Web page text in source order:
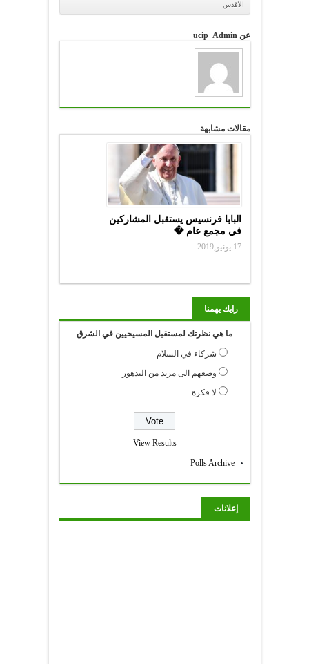
الأقدس
عن ucip_Admin
مقالات مشابهة
البابا فرنسيس يستقبل المشاركين
في مجمع عام �
17 يونيو,2019
رايك يهمنا
ما هي نظرتك لمستقبل المسيحيين في الشرق
شركاء في السلام
وضعهم الى مزيد من التدهور
لا فكرة
View Results
Polls Archive
إعلانات